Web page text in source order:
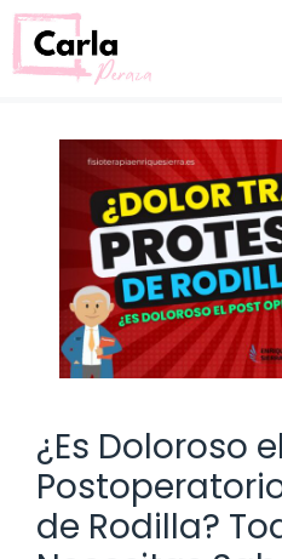
Saltar
al
contenido
¿Es Doloroso el
de Rodilla?